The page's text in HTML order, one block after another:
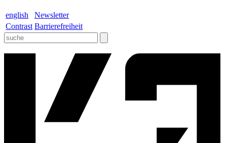
english
Newsletter
Contrast Barrierefreiheit